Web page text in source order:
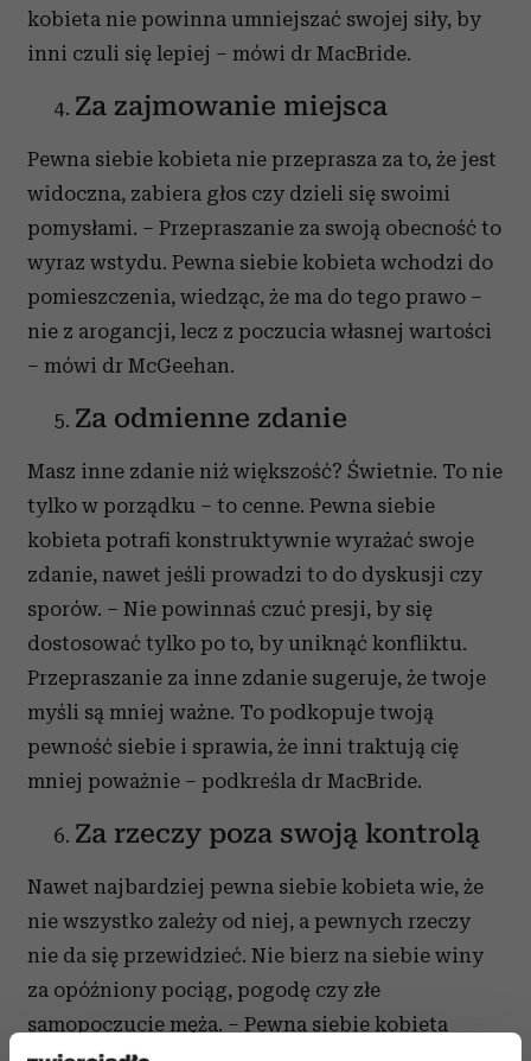
kobieta nie powinna umniejszać swojej siły, by
inni czuli się lepiej – mówi dr MacBride.
Za zajmowanie miejsca
Pewna siebie kobieta nie przeprasza za to, że jest
widoczna, zabiera głos czy dzieli się swoimi
pomysłami. – Przepraszanie za swoją obecność to
wyraz wstydu. Pewna siebie kobieta wchodzi do
pomieszczenia, wiedząc, że ma do tego prawo –
nie z arogancji, lecz z poczucia własnej wartości
– mówi dr McGeehan.
Za odmienne zdanie
Masz inne zdanie niż większość? Świetnie. To nie
tylko w porządku – to cenne. Pewna siebie
kobieta potrafi konstruktywnie wyrażać swoje
zdanie, nawet jeśli prowadzi to do dyskusji czy
sporów. – Nie powinnaś czuć presji, by się
dostosować tylko po to, by uniknąć konfliktu.
Przepraszanie za inne zdanie sugeruje, że twoje
myśli są mniej ważne. To podkopuje twoją
pewność siebie i sprawia, że inni traktują cię
mniej poważnie – podkreśla dr MacBride.
Za rzeczy poza swoją kontrolą
Nawet najbardziej pewna siebie kobieta wie, że
nie wszystko zależy od niej, a pewnych rzeczy
nie da się przewidzieć. Nie bierz na siebie winy
za opóźniony pociąg, pogodę czy złe
samopoczucie męża. – Pewna siebie kobieta